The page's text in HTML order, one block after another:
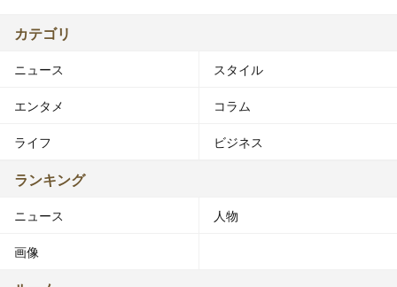
カテゴリ
ニュース スタイル
エンタメ コラム
ライフ ビジネス
ランキング
ニュース 人物
画像